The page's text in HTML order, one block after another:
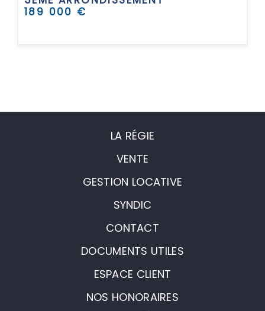
189 000 €
LA RÉGIE
VENTE
GESTION LOCATIVE
SYNDIC
CONTACT
DOCUMENTS UTILES
ESPACE CLIENT
NOS HONORAIRES